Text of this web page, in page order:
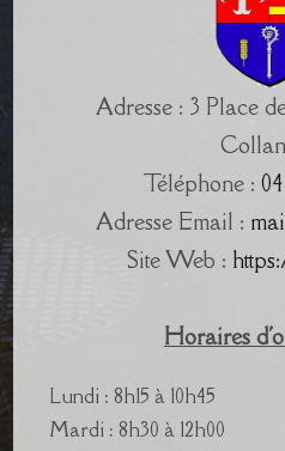
Adresse : 3 Place
Téléphone :
Adresse Email :
Site Web :
Horaires
Lundi : 8h15 à 10h45
Mardi : 8h30 à 12h00